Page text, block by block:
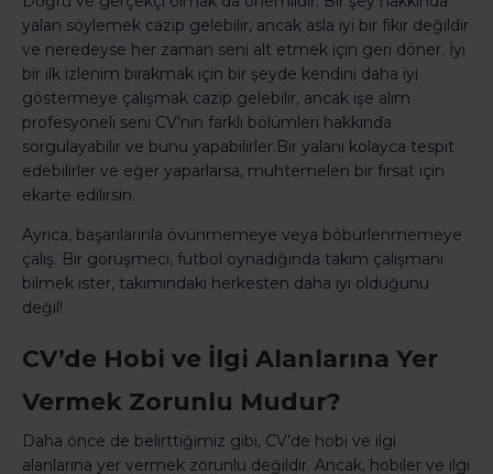
yalan söylemek cazip gelebilir, ancak asla iyi bir fikir değildir
ve neredeyse her zaman seni alt etmek için geri döner. İyi
bir ilk izlenim bırakmak için bir şeyde kendini daha iyi
göstermeye çalışmak cazip gelebilir, ancak işe alım
profesyoneli seni CV'nin farklı bölümleri hakkında
sorgulayabilir ve bunu yapabilirler.Bir yalanı kolayca tespit
edebilirler ve eğer yaparlarsa, muhtemelen bir fırsat için
ekarte edilirsin.
Ayrıca, başarılarınla övünmemeye veya böbürlenmemeye
çalış. Bir görüşmeci, futbol oynadığında takım çalışmanı
bilmek ister, takımındaki herkesten daha iyi olduğunu
değil!
CV’de Hobi ve İlgi Alanlarına Yer
Vermek Zorunlu Mudur?
Daha önce de belirttiğimiz gibi, CV’de hobi ve ilgi
alanlarına yer vermek zorunlu değildir. Ancak, hobiler ve ilgi